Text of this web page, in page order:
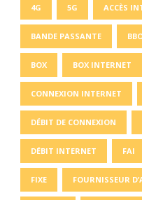
4G 5G ACCÈS
BANDE PASSANTE
BOX BOX INTERNET
CONNEXION INTERNET
DÉBIT DE CONNEXION
DÉBIT INTERNET FAI
FIXE FOURNISSEUR